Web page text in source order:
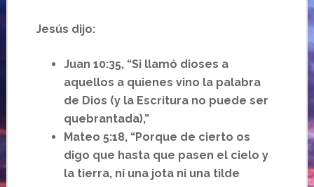
Jesús dijo:
Juan 10:35, “Si llamó dioses a
aquellos a quienes vino la palabra
de Dios (y la Escritura no puede ser
quebrantada),”
Mateo 5:18, “Porque de cierto os
digo que hasta que pasen el cielo y
la tierra, ni una jota ni una tilde